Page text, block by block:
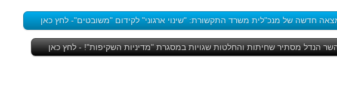
חדשה של מנכ"לית משרד התקשורת: "שינוי ארגוני" לקידום "משובטים"- לחץ כאן
הנדל מסתיר שחיתות והחלטות שגויות במסגרת "מדיניות השקיפות"! - לחץ כאן